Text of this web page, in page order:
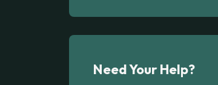
Need Your Help?